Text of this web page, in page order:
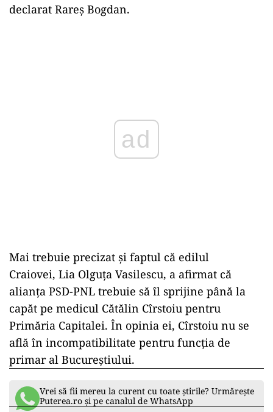
declarat Rareș Bogdan.
ad
Mai trebuie precizat și faptul că edilul
Craiovei, Lia Olguța Vasilescu, a afirmat că
alianța PSD-PNL trebuie să îl sprijine până la
capăt pe medicul Cătălin Cîrstoiu pentru
Primăria Capitalei. În opinia ei, Cîrstoiu nu se
află în incompatibilitate pentru funcția de
primar al Bucureștiului.
Vrei să fii mereu la curent cu toate știrile? Urmărește
Puterea.ro și pe canalul de WhatsApp